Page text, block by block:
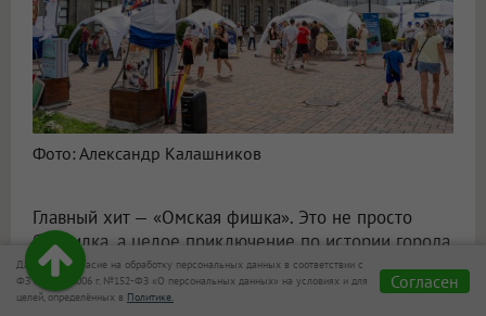
Фото: Александр Калашников
Главный хит — «Омская фишка». Это не просто
бродилка, а целое приключение по истории города.
Можно было встать прямо на игровое поле
размером 5 на 5 метров и шагать по маршруту,
Даю своё согласие на обработку персональных данных в соответствии с
ФЗ от 27.07.2006 г. №152-ФЗ «О персональных данных» на условиях и для
целей, определённых в Политике.
Согласен